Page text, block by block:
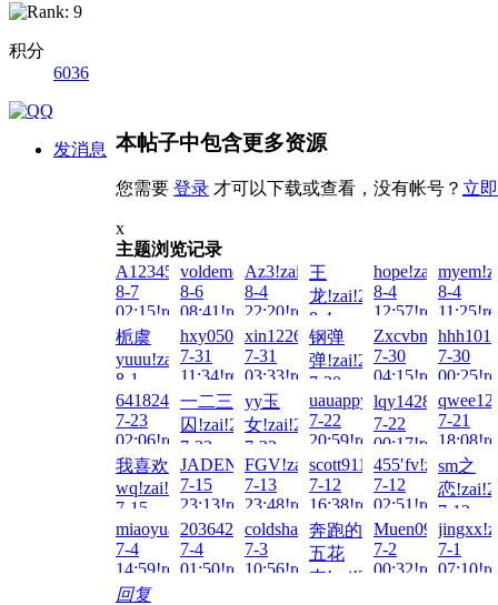
积分
6036
发消息 本帖子中包含更多资源
您需要 登录 才可以下载或查看，没有帐号？ 立
x
主题浏览记录
A123456...!zai!2026-
8-7
02:15!read!
voldemort!zai!2026-
8-6
08:41!read!
Az3!zai!2026-
8-4
22:20!read!
王
龙!zai!2026-
8-4
17:19!read!
hope!zai!2026-
8-4
12:57!read!
8-4
栀虞
yuuu!zai!2026-
8-1
23:33!read!
hxy050923!zai!2026-
7-31
11:34!read!
xin122698!zai!2026-
7-31
03:33!read!
钢弹
弹!zai!2026-
7-30
21:17!read!
7-30
04:15!read!
7-30
641824693!zai!2026-
7-23
02:06!read!
一二三
囚!zai!2026-
7-23
01:23!read!
yy玉
女!zai!2026-
7-22
21:42!read!
uauappy!zai!2026-
7-22
20:59!read!
lqy14285790！
7-22
00:17!read!
7-21
我喜欢
wq!zai!2026-
7-15
23:20!read!
JADENG22222!zai!2026-
7-15
23:13!read!
FGV!zai!2026-
7-13
23:48!read!
scott911!zai!2026-
7-12
16:38!read!
455′fv!zai!2026-
7-12
02:51!read!
sm之
恋
7-12
miaoyuan1996!zai!2026-
7-4
14:59!read!
2036429152@qq.c!zai!2026-
7-4
01:50!read!
coldshackles!zai!2026-
7-3
10:56!read!
奔跑的
五花
肉!zai!2026-
7-2
00:32!read!
7-1
回复